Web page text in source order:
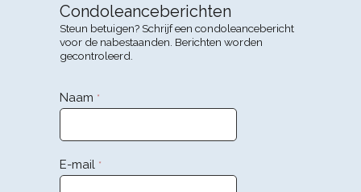
Condoleanceberichten
Steun betuigen? Schrijf een condoleancebericht
voor de nabestaanden. Berichten worden
gecontroleerd.
Naam *
E-mail *